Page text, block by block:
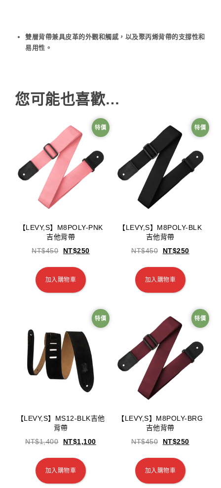
雙層背帶兼具皮革的外觀和觸感，以及聚丙烯背帶的支撐性和
易用性。
您可能也喜歡…
特價
【LEVY,S】M8POLY-PNK
吉他背帶
NT$450 NT$250
加入購物車
特價
【LEVY,S】M8POLY-BLK
吉他背帶
NT$450 NT$250
加入購物車
特價
【LEVY,S】MS12-BLK吉他
背帶
NT$1,400 NT$1,100
加入購物車
特價
【LEVY,S】M8POLY-BRG
吉他背帶
NT$450 NT$250
加入購物車